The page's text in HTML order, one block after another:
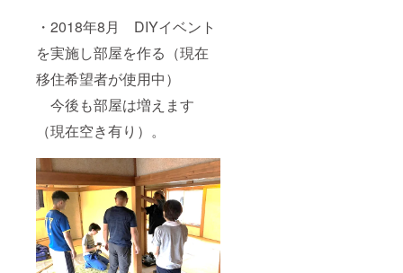
・2018年8月 DIYイベント
を実施し部屋を作る（現在
移住希望者が使用中）
今後も部屋は増えます
（現在空き有り）。